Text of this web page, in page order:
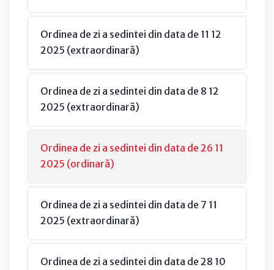
Ordinea de zi a sedintei din data de 11 12
2025 (extraordinară)
Ordinea de zi a sedintei din data de 8 12
2025 (extraordinară)
Ordinea de zi a sedintei din data de 26 11
2025 (ordinară)
Ordinea de zi a sedintei din data de 7 11
2025 (extraordinară)
Ordinea de zi a sedintei din data de 28 10